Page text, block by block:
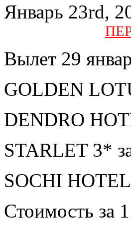
Январь 23rd,
Вылет 29
GOLDEN
DENDRO
STARLET 3*
SOCHI
Стоимость за